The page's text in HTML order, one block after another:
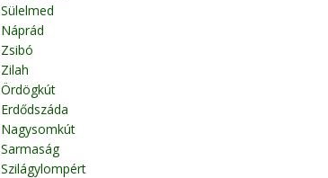
Sülelmed
Náprád
Zsibó
Zilah
Ördögkút
Erdődszáda
Nagysomkút
Sarmaság
Szilágylompért